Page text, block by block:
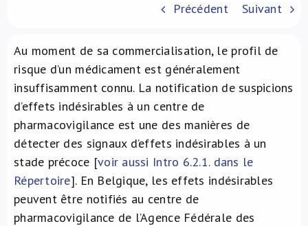
À propos de nous
Précédent Suivant
Au moment de sa commercialisation, le profil de
risque d’un médicament est généralement
insuffisamment connu. La notification de suspicions
d’effets indésirables à un centre de
pharmacovigilance est une des manières de
détecter des signaux d’effets indésirables à un
stade précoce [voir aussi Intro 6.2.1. dans le
Répertoire]. En Belgique, les effets indésirables
peuvent être notifiés au centre de
pharmacovigilance de l’Agence Fédérale des